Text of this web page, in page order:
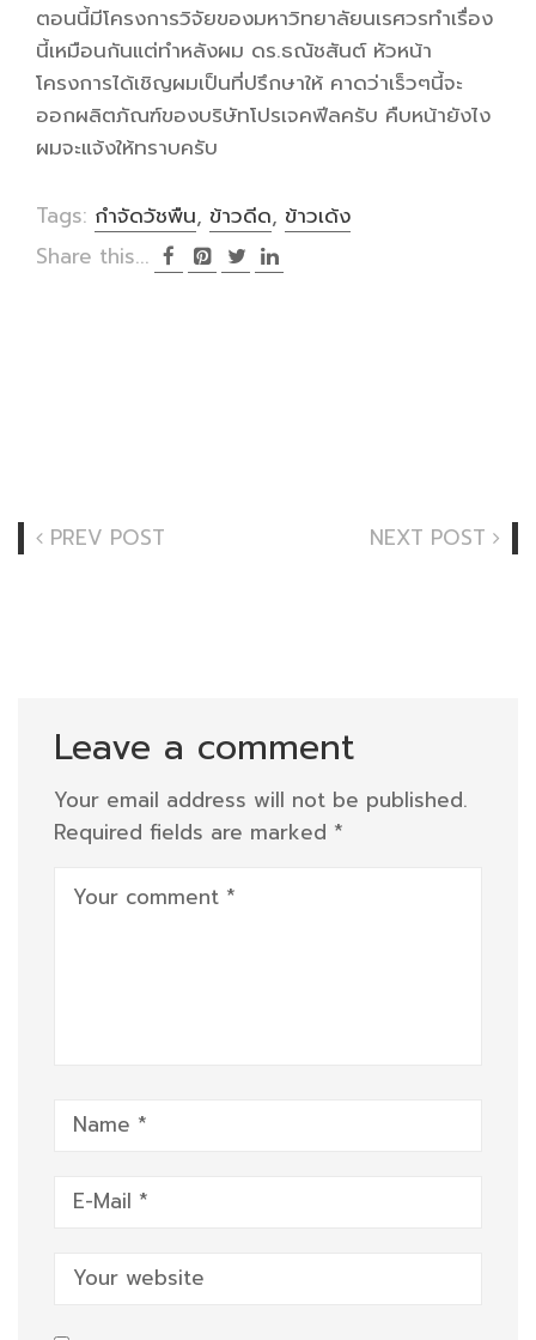
ตอนนี้มีโครงการวิจัยของมหาวิทยาลัยนเรศวรทำเรื่อง
นี้เหมือนกันแต่ทำหลังผม ดร.ธณัชสันต์ หัวหน้า
โครงการได้เชิญผมเป็นที่ปรึกษาให้ คาดว่าเร็วๆนี้จะ
ออกผลิตภัณฑ์ของบริษัทโปรเจคฟีลครับ คืบหน้ายังไง
ผมจะแจ้งให้ทราบครับ
Tags: กำจัดวัชพืน, ข้าวดีด, ข้าวเด้ง
Share this...
PREV POST NEXT POST
Leave a comment
Your email address will not be published.
Required fields are marked *